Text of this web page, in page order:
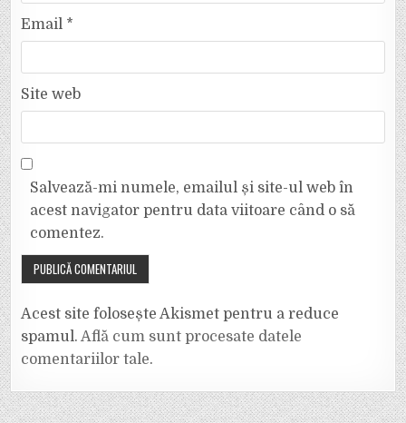
Email *
Site web
Salvează-mi numele, emailul și site-ul web în
acest navigator pentru data viitoare când o să
comentez.
Acest site folosește Akismet pentru a reduce
spamul.Află cum sunt procesate datele
comentariilor tale.